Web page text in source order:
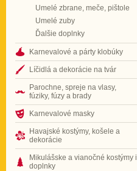
Umelé zbrane, meče, pištole
Umelé zuby
Ďalšie doplnky
Karnevalové a párty klobúky
Líčidlá a dekorácie na tvár
Parochne, spreje na vlasy,
fúziky, fúzy a brady
Karnevalové masky
Havajské kostýmy, košele a
dekorácie
Mikulášske a vianočné kostýmy i
doplnky